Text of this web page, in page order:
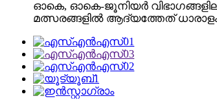
ഓകെ, ഓകെ-ജൂനിയർ
മത്സരങ്ങളിൽ ആദ്യത്തേത് ധാരാളം